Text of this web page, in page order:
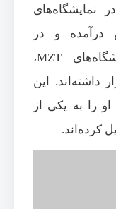
نمایشگاه‌های
درآمده و در
مجموعه‌های معتبری مانند دانشگاه‌های MZT،
داشته‌اند. این
را به یکی از
کرده‌اند.